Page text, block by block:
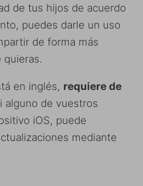
de tus hijos de acuerdo
puedes darle un uso
de forma más
quieras.
en inglés, requiere de
alguno de vuestros
iOS, puede
mediante